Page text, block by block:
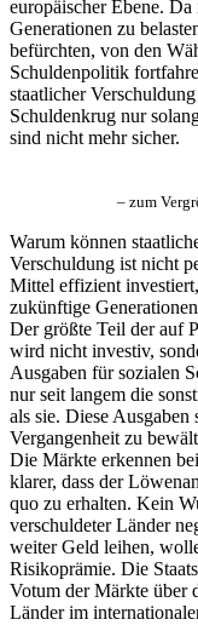
europäischer Ebene.
Generationen zu
befürchten, von den
Schuldenpolitik
staatlicher
Schuldenkrug nur
sind nicht mehr sicher.
– zum
Warum können
Verschuldung ist nicht
Mittel effizient
zukünftige
Der größte Teil der auf
wird nicht investiv,
Ausgaben für sozialen
nur seit langem die
als sie. Diese
Vergangenheit zu
Die Märkte erkennen
klarer, dass der
quo zu erhalten. Kein
verschuldeter Länder
weiter Geld leihen,
Risikoprämie. Die
Votum der Märkte über
Länder im